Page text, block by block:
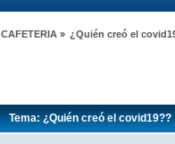
CAFETERIA» ¿Quién creó el
Tema: ¿Quién creó el